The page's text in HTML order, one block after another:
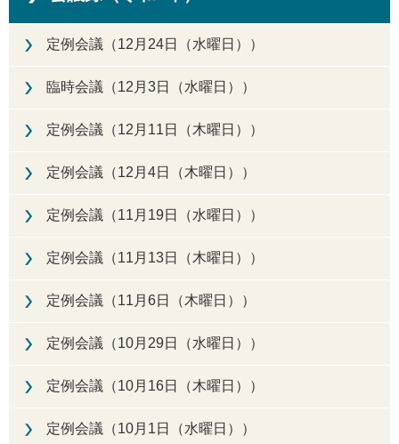
定例会議（12月24日（水曜日））
臨時会議（12月3日（水曜日））
定例会議（12月11日（木曜日））
定例会議（12月4日（木曜日））
定例会議（11月19日（水曜日））
定例会議（11月13日（木曜日））
定例会議（11月6日（木曜日））
定例会議（10月29日（水曜日））
定例会議（10月16日（木曜日））
定例会議（10月1日（水曜日））